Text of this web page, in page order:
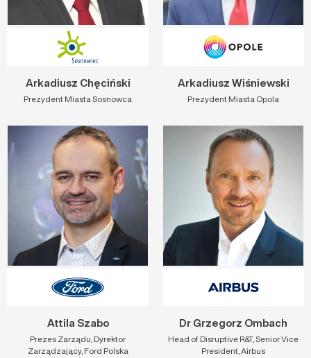
Arkadiusz Chęciński
Prezydent Miasta Sosnowca
Arkadiusz Wiśniewski
Prezydent Miasta Opola
Attila Szabo
Prezes Zarządu, Dyrektor
Zarządzający, Ford Polska
Dr Grzegorz Ombach
Head of Disruptive R&T, Senior Vice
President, Airbus